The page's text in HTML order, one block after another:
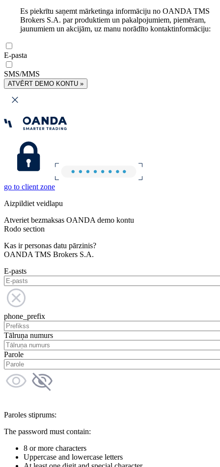
Es piekrītu saņemt mārketinga informāciju no OANDA TMS
Brokers S.A. par produktiem un pakalpojumiem, piemēram,
jaunumiem un akcijām, uz manu norādīto kontaktinformāciju:
E-pasta
SMS/MMS
ATVĒRT DEMO KONTU »
go to client zone
Aizpildiet veidlapu
Atveriet bezmaksas OANDA demo kontu
Rodo section
Kas ir personas datu pārzinis?
OANDA TMS Brokers S.A.
E-pasts
phone_prefix
Tālruņa numurs
Parole
Paroles stiprums:
The password must contain:
8 or more characters
Uppercase and lowercase letters